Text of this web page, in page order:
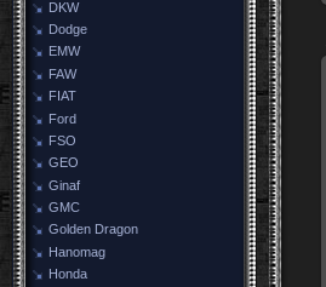
DKW
Dodge
EMW
FAW
FIAT
Ford
FSO
GEO
Ginaf
GMC
Golden Dragon
Hanomag
Honda